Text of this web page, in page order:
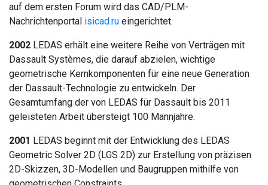
auf dem ersten Forum wird das CAD/PLM-
Nachrichtenportal isicad.ru eingerichtet.
2002 LEDAS erhält eine weitere Reihe von Verträgen mit
Dassault Systèmes, die darauf abzielen, wichtige
geometrische Kernkomponenten für eine neue Generation
der Dassault-Technologie zu entwickeln. Der
Gesamtumfang der von LEDAS für Dassault bis 2011
geleisteten Arbeit übersteigt 100 Mannjahre.
2001 LEDAS beginnt mit der Entwicklung des LEDAS
Geometric Solver 2D (LGS 2D) zur Erstellung von präzisen
2D-Skizzen, 3D-Modellen und Baugruppen mithilfe von